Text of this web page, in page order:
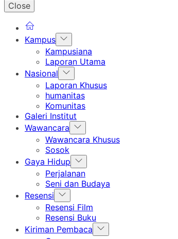
Close
Kampus Show
sub
menu
Kampusiana
Laporan Utama
Nasional Show
sub
menu
Laporan Khusus
humanitas
Komunitas
Galeri Institut
Wawancara Show
sub
Wawancara Khusus
Sosok
Gaya Hidup Show
sub
menu
Perjalanan
Seni dan Budaya
Resensi Show
sub
menu
Resensi Film
Resensi Buku
Kiriman Pembaca Show